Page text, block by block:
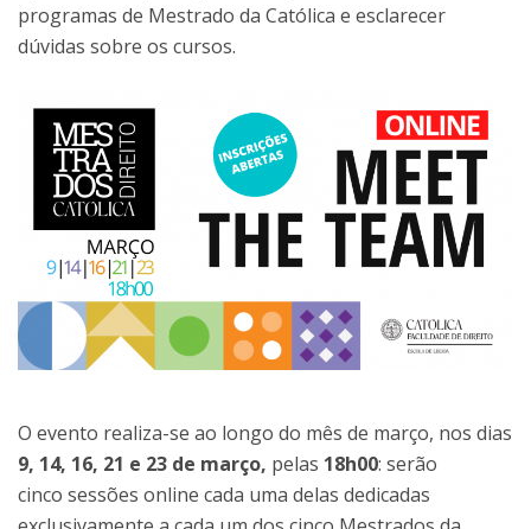
programas de Mestrado da Católica e esclarecer
dúvidas sobre os cursos.
O evento realiza-se ao longo do mês de março, nos dias
9, 14, 16, 21 e 23 de março, pelas 18h00: serão
cinco sessões online cada uma delas dedicadas